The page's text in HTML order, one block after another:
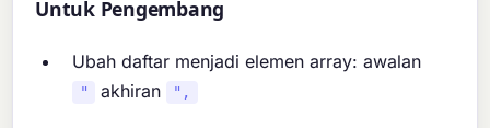
Untuk Pengembang
Ubah daftar menjadi elemen array: awalan
" akhiran ",